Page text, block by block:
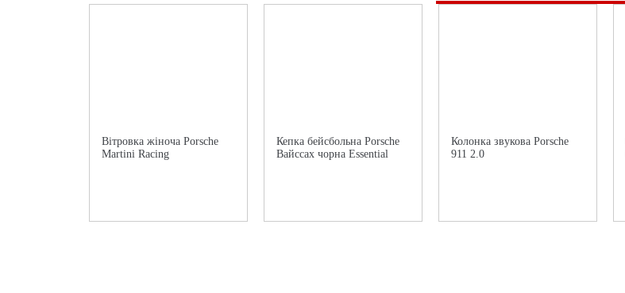
Вітровка жіноча Porsche
Martini Racing
Кепка бейсбольна Porsche
Вайссах чорна Essential
Колонка звукова Porsche
911 2.0